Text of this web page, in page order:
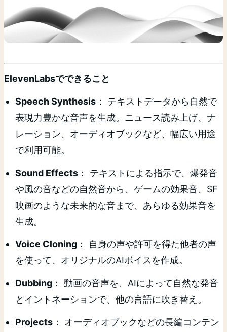
ElevenLabsでできること
Speech Synthesis ： テキストデータから自然で
表現力豊かな音声を生成。ニュース読み上げ、ナ
レーション、オーディオブックなど、幅広い用途
で利用可能。
Sound Effects ： テキストによる指示で、爆発音
や風の音などの自然音から、ゲームの効果音、SF
映画のような未来的な音まで、あらゆる効果音を
生成。
Voice Cloning ： 自身の声や許可を得た他者の声
を使って、オリジナルのAIボイスを作成。
Dubbing ： 動画の音声を、AIによって自然な発音
とイントネーションで、他の言語に吹き替え。
Projects ： オーディオブックなどの長編コンテン